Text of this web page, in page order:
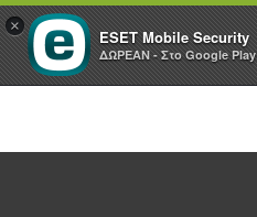
×
ESET Mobile Security
ΔΩΡΕΑΝ - Στο Google Play